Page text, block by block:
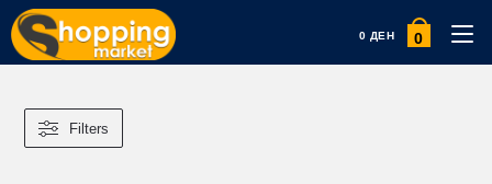
0 ДЕН 0
Filters